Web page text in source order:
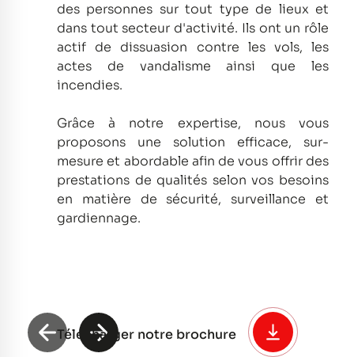
des personnes sur tout type de lieux et
dans tout secteur d'activité. Ils ont un rôle
actif de dissuasion contre les vols, les
actes de vandalisme ainsi que les
incendies.
Grâce à notre expertise, nous vous
proposons une solution efficace, sur-
mesure et abordable afin de vous offrir des
prestations de qualités selon vos besoins
en matière de sécurité, surveillance et
gardiennage.
Télécharger notre brochure